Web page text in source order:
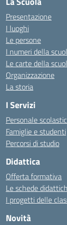
Presentazione
I luoghi
Le persone
I numeri della
Le carte della
Organizzazione
La storia
I Servizi
Personale
Famiglie e studenti
Percorsi di studio
Didattica
Offerta formativa
Le schede
I progetti delle
Novità